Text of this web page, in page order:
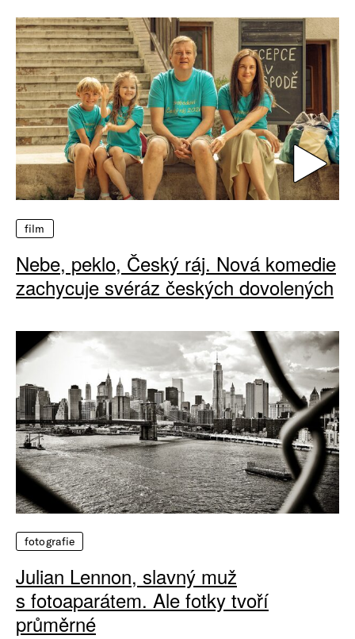
film
Nebe, peklo, Český ráj. Nová komedie
zachycuje svéráz českých dovolených
fotografie
Julian Lennon, slavný muž
s fotoaparátem. Ale fotky tvoří
průměrné